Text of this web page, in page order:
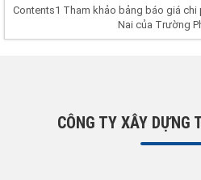
Contents1 Tham khảo bảng báo giá
Nai của Trường
CÔNG TY XÂY DỰNG